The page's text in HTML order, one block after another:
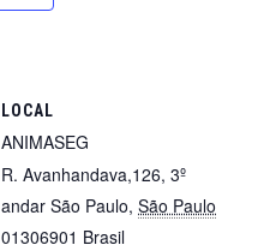
LOCAL
ANIMASEG
R. Avanhandava,126, 3º
andar São Paulo, São Paulo
01306901 Brasil